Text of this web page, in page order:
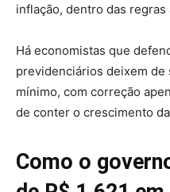
inflação, dentro das regras
Há economistas que
previdenciários deixem de
mínimo, com correção
de conter o crescimento
Como o